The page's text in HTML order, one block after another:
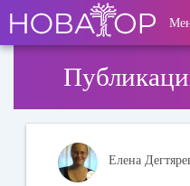
основному
содержанию
User
account
Елена